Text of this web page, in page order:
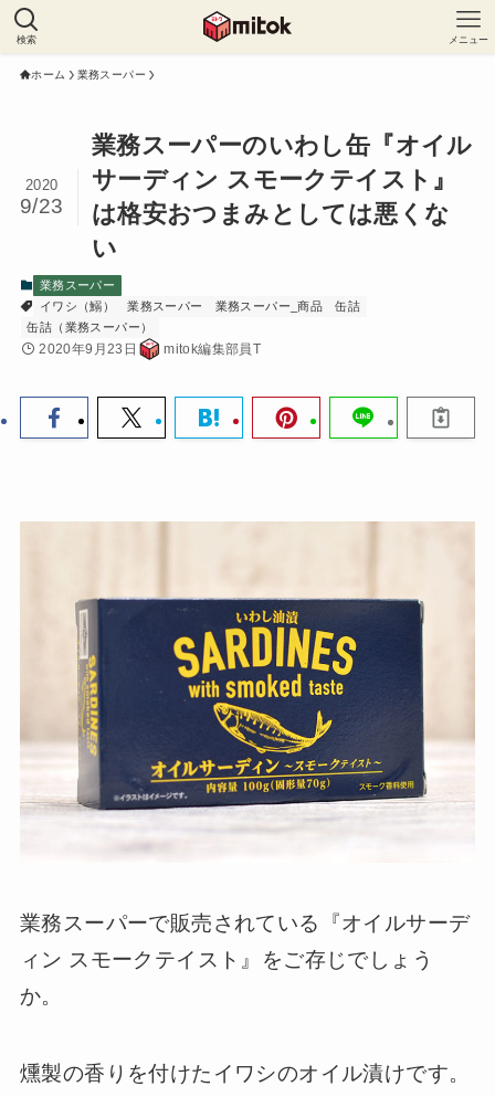
検索 メニュー
ホーム 業務スーパー
業務スーパーのいわし缶『オイル
サーディン スモークテイスト』
は格安おつまみとしては悪くな
い
2020
9/23
業務スーパー
イワシ（鰯）
業務スーパー 業務スーパー_商品
缶詰
缶詰（業務スーパー）
2020年9月23日 mitok編集部員T
業務スーパーで販売されている『オイルサーデ
ィン スモークテイスト』をご存じでしょう
か。
燻製の香りを付けたイワシのオイル漬けです。